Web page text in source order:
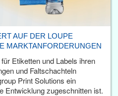
AUF DER LOUPE
MARKTANFORDERUNGEN
Etiketten und Labels ihren
und Faltschachteln
Print Solutions ein
Entwicklung zugeschnitten ist.